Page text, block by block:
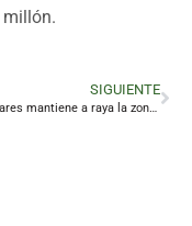
millón.
SIGUIENTE
El Linares mantiene a raya la zona de peligro de la tabla